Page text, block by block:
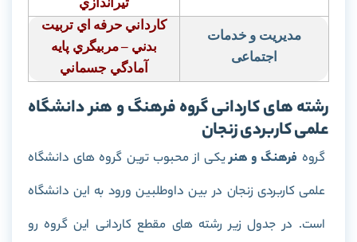
تيراندازي
مدیریت و خدمات
اجتماعی
كارداني حرفه اي تربيت
بدني – مربيگري پايه
آمادگي جسماني
رشته های کاردانی گروه فرهنگ و هنر دانشگاه
علمی کاربردی زنجان
گروه فرهنگ و هنریکی از محبوب ترین گروه های دانشگاه
علمی کاربردی زنجان در بین داوطلبین ورود به این دانشگاه
است. در جدول زیر رشته های مقطع کاردانی این گروه رو